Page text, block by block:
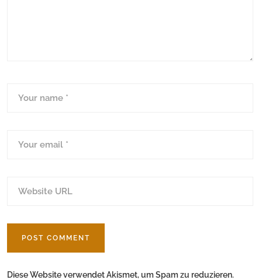
Diese Website verwendet Akismet, um Spam zu reduzieren.